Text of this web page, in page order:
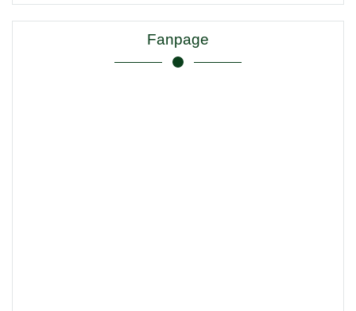
Fanpage